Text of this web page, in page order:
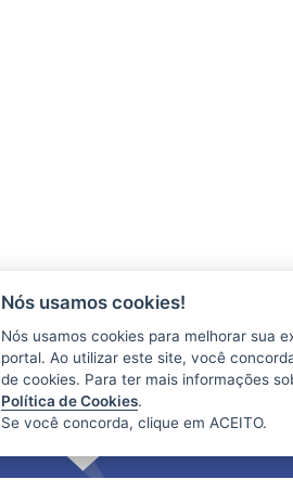
Nós usamos cookies!
Nós usamos cookies para melhorar sua
portal. Ao utilizar este site, você
de cookies. Para ter mais informações
Política de Cookies.
Se você concorda, clique em ACEITO.